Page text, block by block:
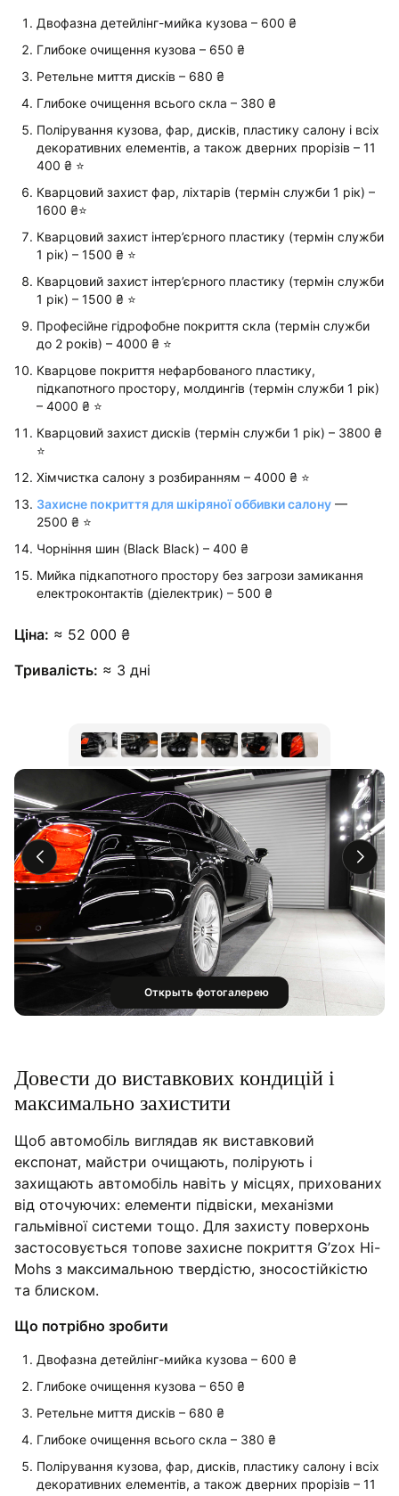
Двофазна детейлінг-мийка кузова – 600 ₴
Глибоке очищення кузова – 650 ₴
Ретельне миття дисків – 680 ₴
Глибоке очищення всього скла – 380 ₴
Полірування кузова, фар, дисків, пластику салону і всіх
декоративних елементів, а також дверних прорізів – 11
400 ₴ ⭐️
Кварцовий захист фар, ліхтарів (термін служби 1 рік) –
1600 ₴⭐️
Кварцовий захист інтер’єрного пластику (термін служби
1 рік) – 1500 ₴ ⭐️
Кварцовий захист інтер’єрного пластику (термін служби
1 рік) – 1500 ₴ ⭐️
Професійне гідрофобне покриття скла (термін служби
до 2 років) – 4000 ₴ ⭐️
Кварцове покриття нефарбованого пластику,
підкапотного простору, молдингів (термін служби 1 рік)
– 4000 ₴ ⭐️
Кварцовий захист дисків (термін служби 1 рік) – 3800 ₴
⭐️
Хімчистка салону з розбиранням – 4000 ₴ ⭐️
Захисне покриття для шкіряної оббивки салону —
2500 ₴ ⭐️
Чорніння шин (Black Black) – 400 ₴
Мийка підкапотного простору без загрози замикання
електроконтактів (діелектрик) – 500 ₴
Ціна: ≈ 52 000 ₴
Тривалість: ≈ 3 дні
Открыть фотогалерею
Довести до виставкових кондицій і
максимально захистити
Щоб автомобіль виглядав як виставковий
експонат, майстри очищають, полірують і
захищають автомобіль навіть у місцях, прихованих
від оточуючих: елементи підвіски, механізми
гальмівної системи тощо. Для захисту поверхонь
застосовується топове захисне покриття G’zox Hi-
Mohs з максимальною твердістю, зносостійкістю
та блиском.
Що потрібно зробити
Двофазна детейлінг-мийка кузова – 600 ₴
Глибоке очищення кузова – 650 ₴
Ретельне миття дисків – 680 ₴
Глибоке очищення всього скла – 380 ₴
Полірування кузова, фар, дисків, пластику салону і всіх
декоративних елементів, а також дверних прорізів – 11